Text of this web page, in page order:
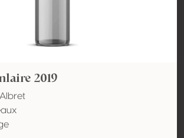
2019